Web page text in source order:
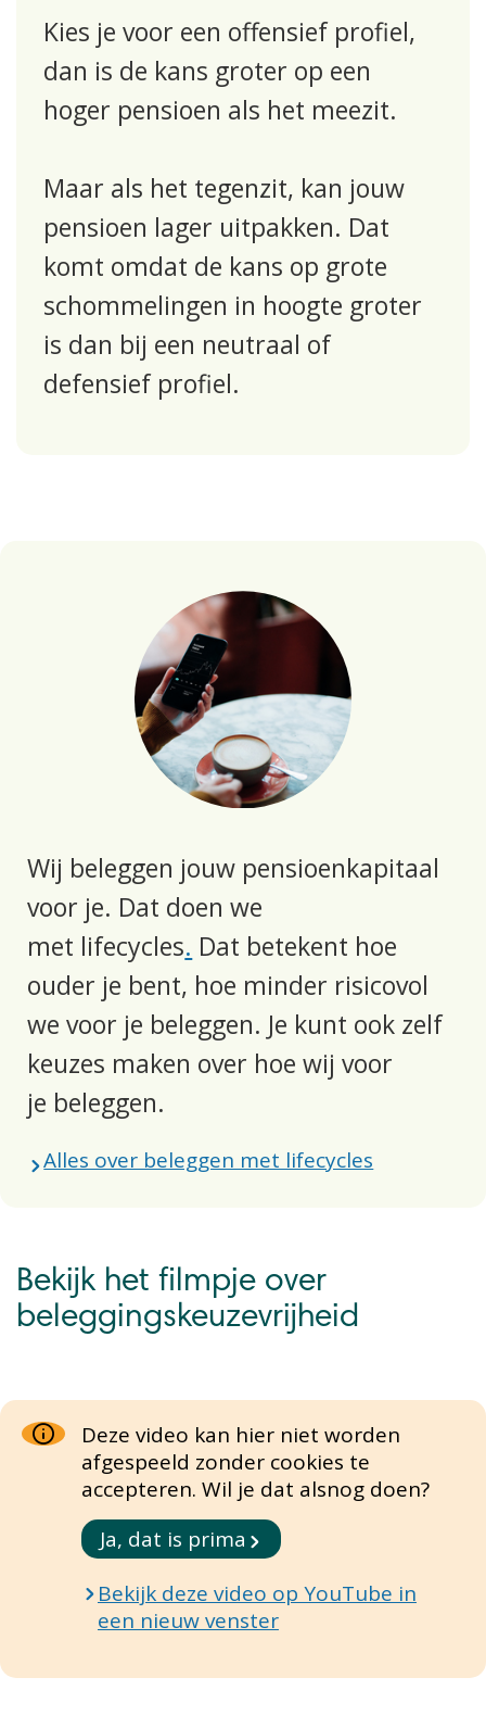
​Kies je voor een offensief profiel,
dan is de kans groter op een
hoger pensioen als het meezit.
Maar als het tegenzit, kan jouw
pensioen lager uitpakken. Dat
komt omdat de kans op grote
schommelingen in hoogte groter
is dan bij een neutraal of
defensief profiel.
Wij beleggen jouw pensioenkapitaal
voor je. Dat doen we
met lifecycles. Dat betekent hoe
ouder je bent, hoe minder risicovol
we voor je beleggen. Je kunt ook zelf
keuzes maken over hoe wij voor
je beleggen.
Alles over beleggen met lifecycles
Bekijk het filmpje over
beleggingskeuzevrijheid
Deze video kan hier niet worden
afgespeeld zonder cookies te
accepteren. Wil je dat alsnog doen?
Ja, dat is prima
Bekijk deze video op YouTube in
een nieuw venster